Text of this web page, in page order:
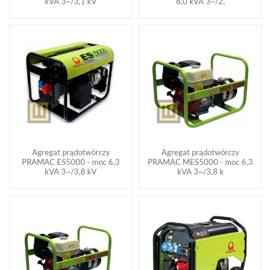
Agregat prądotwórczy
PRAMAC ES5000 - moc 6,3
kVA 3~/3,8 kV
Agregat prądotwórczy
PRAMAC MES5000 - moc 6,3
kVA 3~/3,8 k